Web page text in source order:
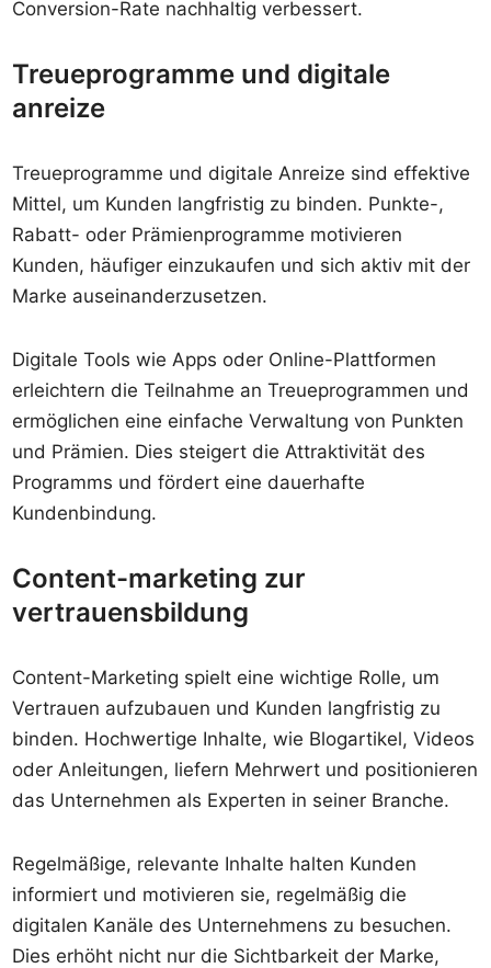
Conversion-Rate nachhaltig verbessert.
Treueprogramme und digitale
anreize
Treueprogramme und digitale Anreize sind effektive
Mittel, um Kunden langfristig zu binden. Punkte-,
Rabatt- oder Prämienprogramme motivieren
Kunden, häufiger einzukaufen und sich aktiv mit der
Marke auseinanderzusetzen.
Digitale Tools wie Apps oder Online-Plattformen
erleichtern die Teilnahme an Treueprogrammen und
ermöglichen eine einfache Verwaltung von Punkten
und Prämien. Dies steigert die Attraktivität des
Programms und fördert eine dauerhafte
Kundenbindung.
Content-marketing zur
vertrauensbildung
Content-Marketing spielt eine wichtige Rolle, um
Vertrauen aufzubauen und Kunden langfristig zu
binden. Hochwertige Inhalte, wie Blogartikel, Videos
oder Anleitungen, liefern Mehrwert und positionieren
das Unternehmen als Experten in seiner Branche.
Regelmäßige, relevante Inhalte halten Kunden
informiert und motivieren sie, regelmäßig die
digitalen Kanäle des Unternehmens zu besuchen.
Dies erhöht nicht nur die Sichtbarkeit der Marke,